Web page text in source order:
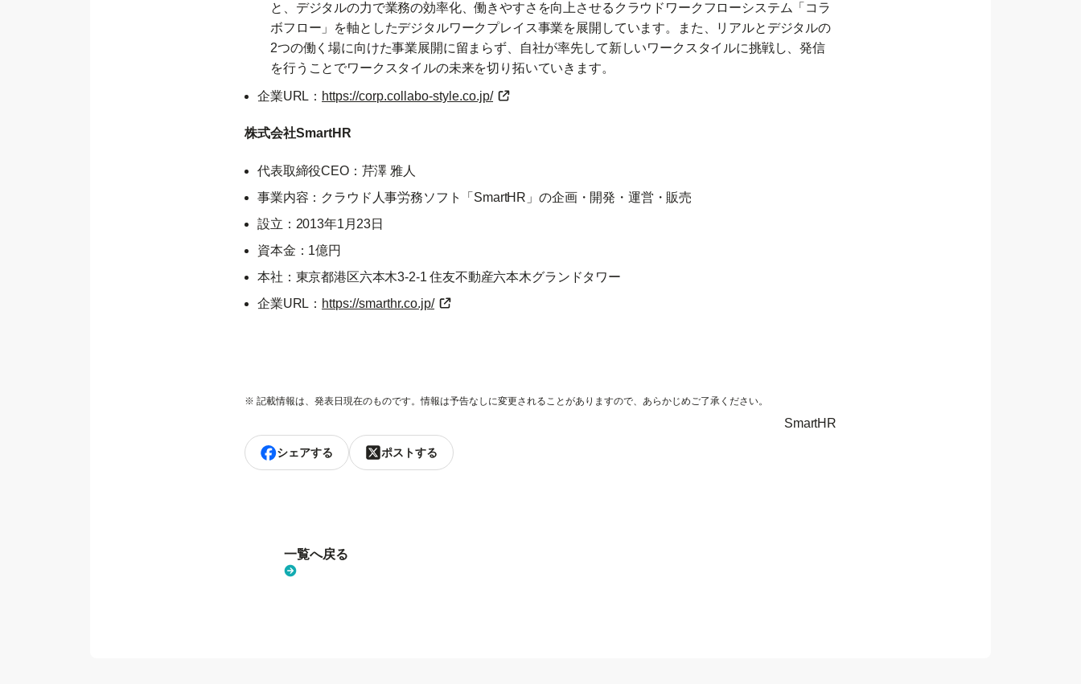
と、デジタルの力で業務の効率化、働きやすさを向上させるクラウドワークフローシステム「コラ
ボフロー」を軸としたデジタルワークプレイス事業を展開しています。また、リアルとデジタルの
2つの働く場に向けた事業展開に留まらず、自社が率先して新しいワークスタイルに挑戦し、発信
を行うことでワークスタイルの未来を切り拓いていきます。
企業URL： https://corp.collabo-style.co.jp/
株式会社SmartHR
代表取締役CEO：芹澤 雅人
事業内容：クラウド人事労務ソフト「SmartHR」の企画・開発・運営・販売
設立：2013年1月23日
資本金：1億円
本社：東京都港区六本木3-2-1 住友不動産六本木グランドタワー
企業URL：​ https://smarthr.co.jp/
※ 記載情報は、発表日現在のものです。情報は予告なしに変更されることがありますので、あらかじめご了承ください。
SmartHR
シェアする ポストする
一覧へ戻る